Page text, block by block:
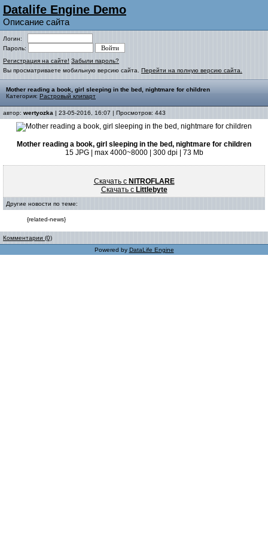
Datalife Engine Demo
Описание сайта
Логин:
Пароль:
Регистрация на сайте! Забыли пароль?
Вы просматриваете мобильную версию сайта. Перейти на полную версию сайта.
Mother reading a book, girl sleeping in the bed, nightmare for children
Категория: Растровый клипарт
автор: wertyozka | 23-05-2016, 16:07 | Просмотров: 443
Mother reading a book, girl sleeping in the bed, nightmare for children
15 JPG | max 4000~8000 | 300 dpi | 73 Mb
Скачать с NITROFLARE
Скачать с Littlebyte
Другие новости по теме:
{related-news}
Комментарии (0)
Powered by DataLife Engine